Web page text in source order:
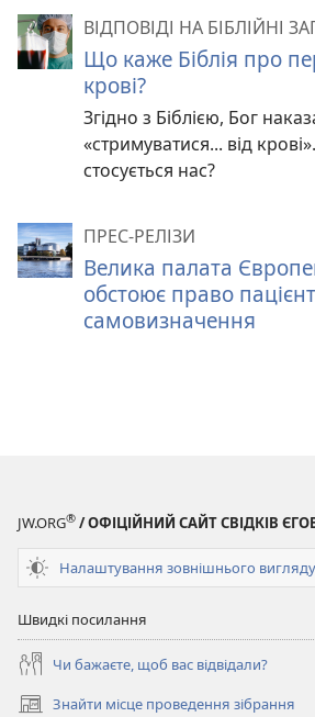
ВІДПОВІДІ НА БІБЛІЙНІ
Що каже Біблія про
крові?
Згідно з Біблією, Бог
«стримуватися... від
стосується нас?
ПРЕС-РЕЛІЗИ
Велика палата
обстоює право
самовизначення
JW.ORG® / ОФІЦІЙНИЙ САЙТ СВІДКІВ
Налаштування зовнішнього вигляду
Швидкі посилання
Чи бажаєте, щоб вас відвідали?
Знайти місце проведення зібрання